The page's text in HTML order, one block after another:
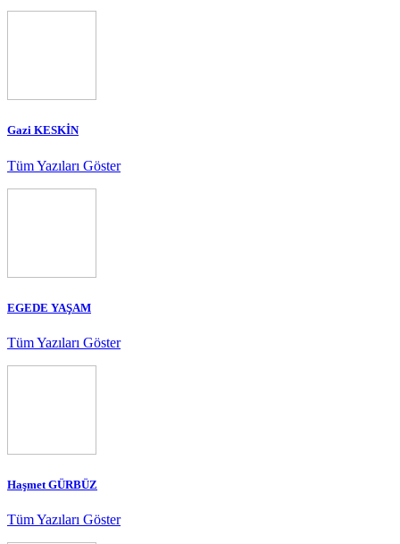
Gazi KESKİN
Tüm Yazıları Göster
EGEDE YAŞAM
Tüm Yazıları Göster
Haşmet GÜRBÜZ
Tüm Yazıları Göster